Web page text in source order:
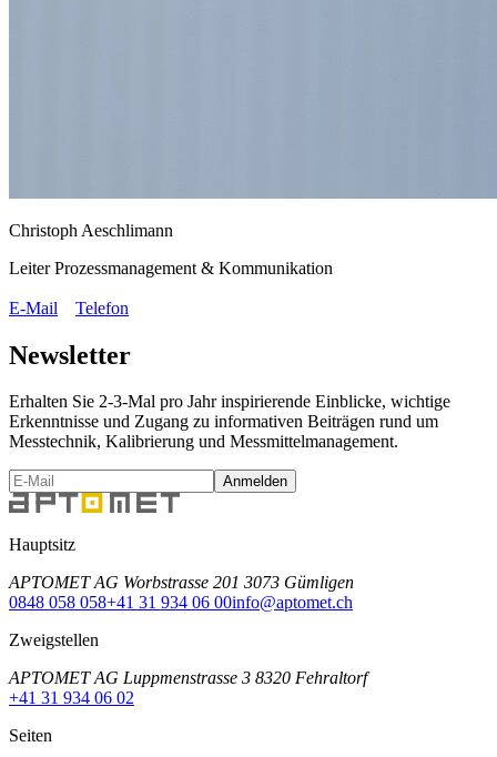
Christoph Aeschlimann
Leiter Prozessmanagement & Kommunikation
E-Mail Telefon
Newsletter
Erhalten Sie 2-3-Mal pro Jahr inspirierende Einblicke, wichtige
Erkenntnisse und Zugang zu informativen Beiträgen rund um
Messtechnik, Kalibrierung und Messmittelmanagement.
Anmelden
Hauptsitz
APTOMET AG Worbstrasse 201 3073 Gümligen
0848 058 058+41 31 934 06 00info@aptomet.ch
Zweigstellen
APTOMET AG Luppmenstrasse 3 8320 Fehraltorf
+41 31 934 06 02
Seiten